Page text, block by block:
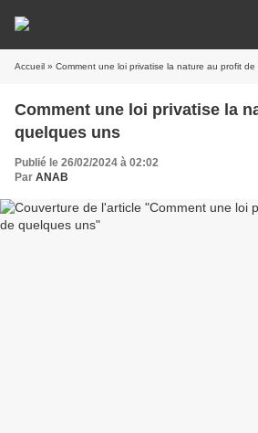
Accueil » Comment une loi privatise la nature au profit
Comment une loi privatise la
quelques uns
Publié le 26/02/2024 à 02:02
Par ANAB